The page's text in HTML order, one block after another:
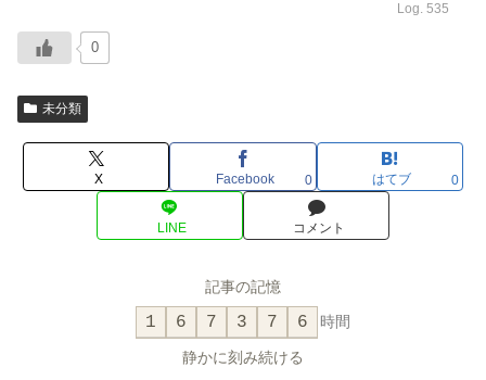
Log. 535
0
未分類
X Facebook 0 はてブ 0
LINE コメント
記事の記憶
1 6 7 3 7 6 時間
静かに刻み続ける